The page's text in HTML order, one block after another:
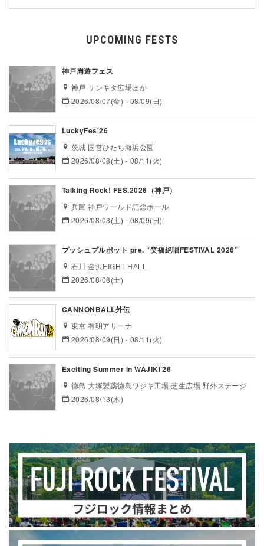
UPCOMING FESTS
神戸周遊フェス
神戸 サンキタ広場ほか
2026/08/07(金) - 08/09(日)
LuckyFes’26
茨城 国営ひたち海浜公園
2026/08/08(土) - 08/11(火)
Talking Rock! FES.2026（神戸）
兵庫 神戸ワールド記念ホール
2026/08/08(土) - 08/09(日)
プッシュプルポット pre. “笑福絶唱FESTIVAL 2026”
石川 金沢EIGHT HALL
2026/08/08(土)
CANNONBALL外伝
東京 有明アリーナ
2026/08/09(日) - 08/11(火)
Exciting Summer in WAJIKI’26
徳島 大塚製薬徳島ワジキ工場 芝生広場 野外ステージ
2026/08/13(木)